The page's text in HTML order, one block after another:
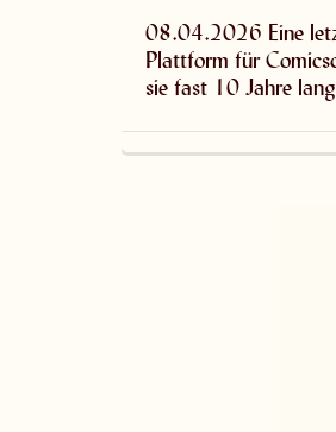
08.04.2026 Eine
Plattform für
sie fast 10 Jahre